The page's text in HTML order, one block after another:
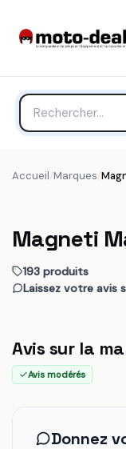
Accueil/Marques/
Magneti
193 produits
Laissez votre avis
Avis sur la
Avis modérés
Donnez